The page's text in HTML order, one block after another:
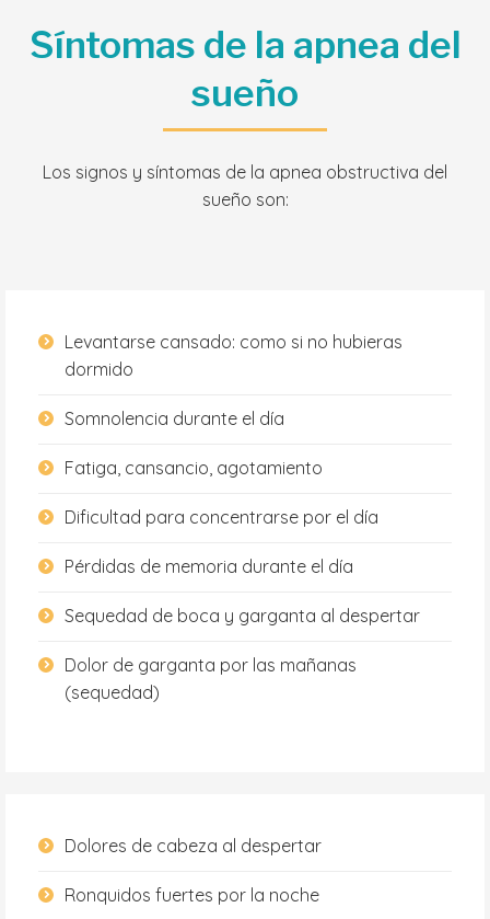
Síntomas de la apnea del
sueño
Los signos y síntomas de la apnea obstructiva del
sueño son:
Levantarse cansado: como si no hubieras
dormido
Somnolencia durante el día
Fatiga, cansancio, agotamiento
Dificultad para concentrarse por el día
Pérdidas de memoria durante el día
Sequedad de boca y garganta al despertar
Dolor de garganta por las mañanas
(sequedad)
Dolores de cabeza al despertar
Ronquidos fuertes por la noche